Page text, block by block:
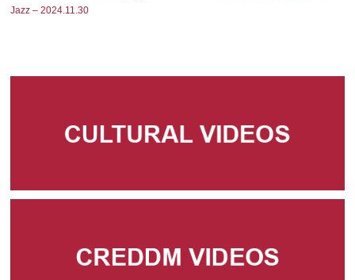
Jazz – 2024.11.30